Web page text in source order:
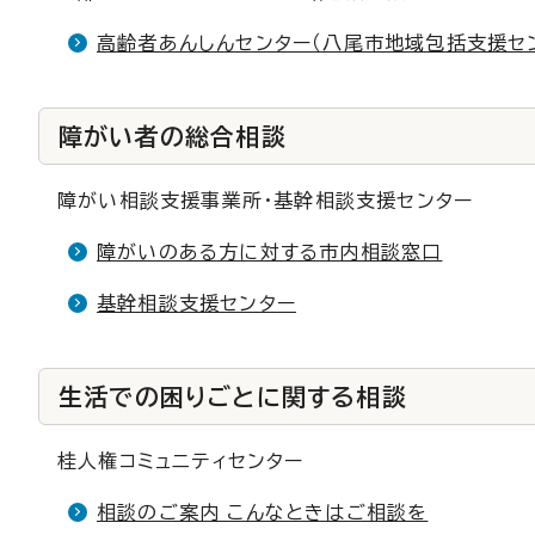
高齢者あんしんセンター（八尾市地域包括支援セ
障がい者の総合相談
障がい相談支援事業所・基幹相談支援センター
障がいのある方に対する市内相談窓口
基幹相談支援センター
生活での困りごとに関する相談
桂人権コミュニティセンター
相談のご案内 こんなときはご相談を